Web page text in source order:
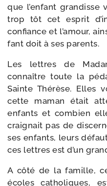
que l’en­fant
trop tôt cet esprit
confiance et l’a­mour,
fant doit à ses parents.
Les lettres de
connaître toute la
Sainte Thérèse. Elles
cette maman était
enfants et com­bien
crai­gnait pas de
ses enfants, leurs
ces lettres est d’un
A côté de la famille,
écoles catho­liques,